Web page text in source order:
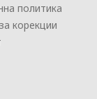
политика
корекции